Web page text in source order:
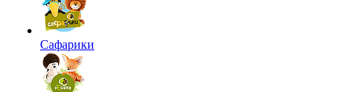
Сафарики